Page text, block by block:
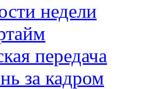
недели
передача
за кадром